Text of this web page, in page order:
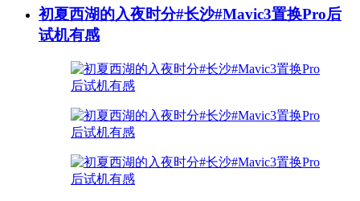
初夏西湖的入夜时分#长沙#Mavic3置换Pro后
试机有感